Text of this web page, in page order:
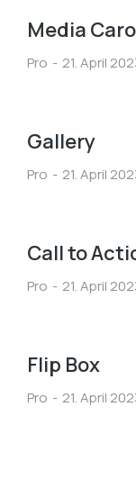
Media
Pro 21. April
Gallery
Pro 21. April
Call to
Pro 21. April
Flip Box
Pro 21. April